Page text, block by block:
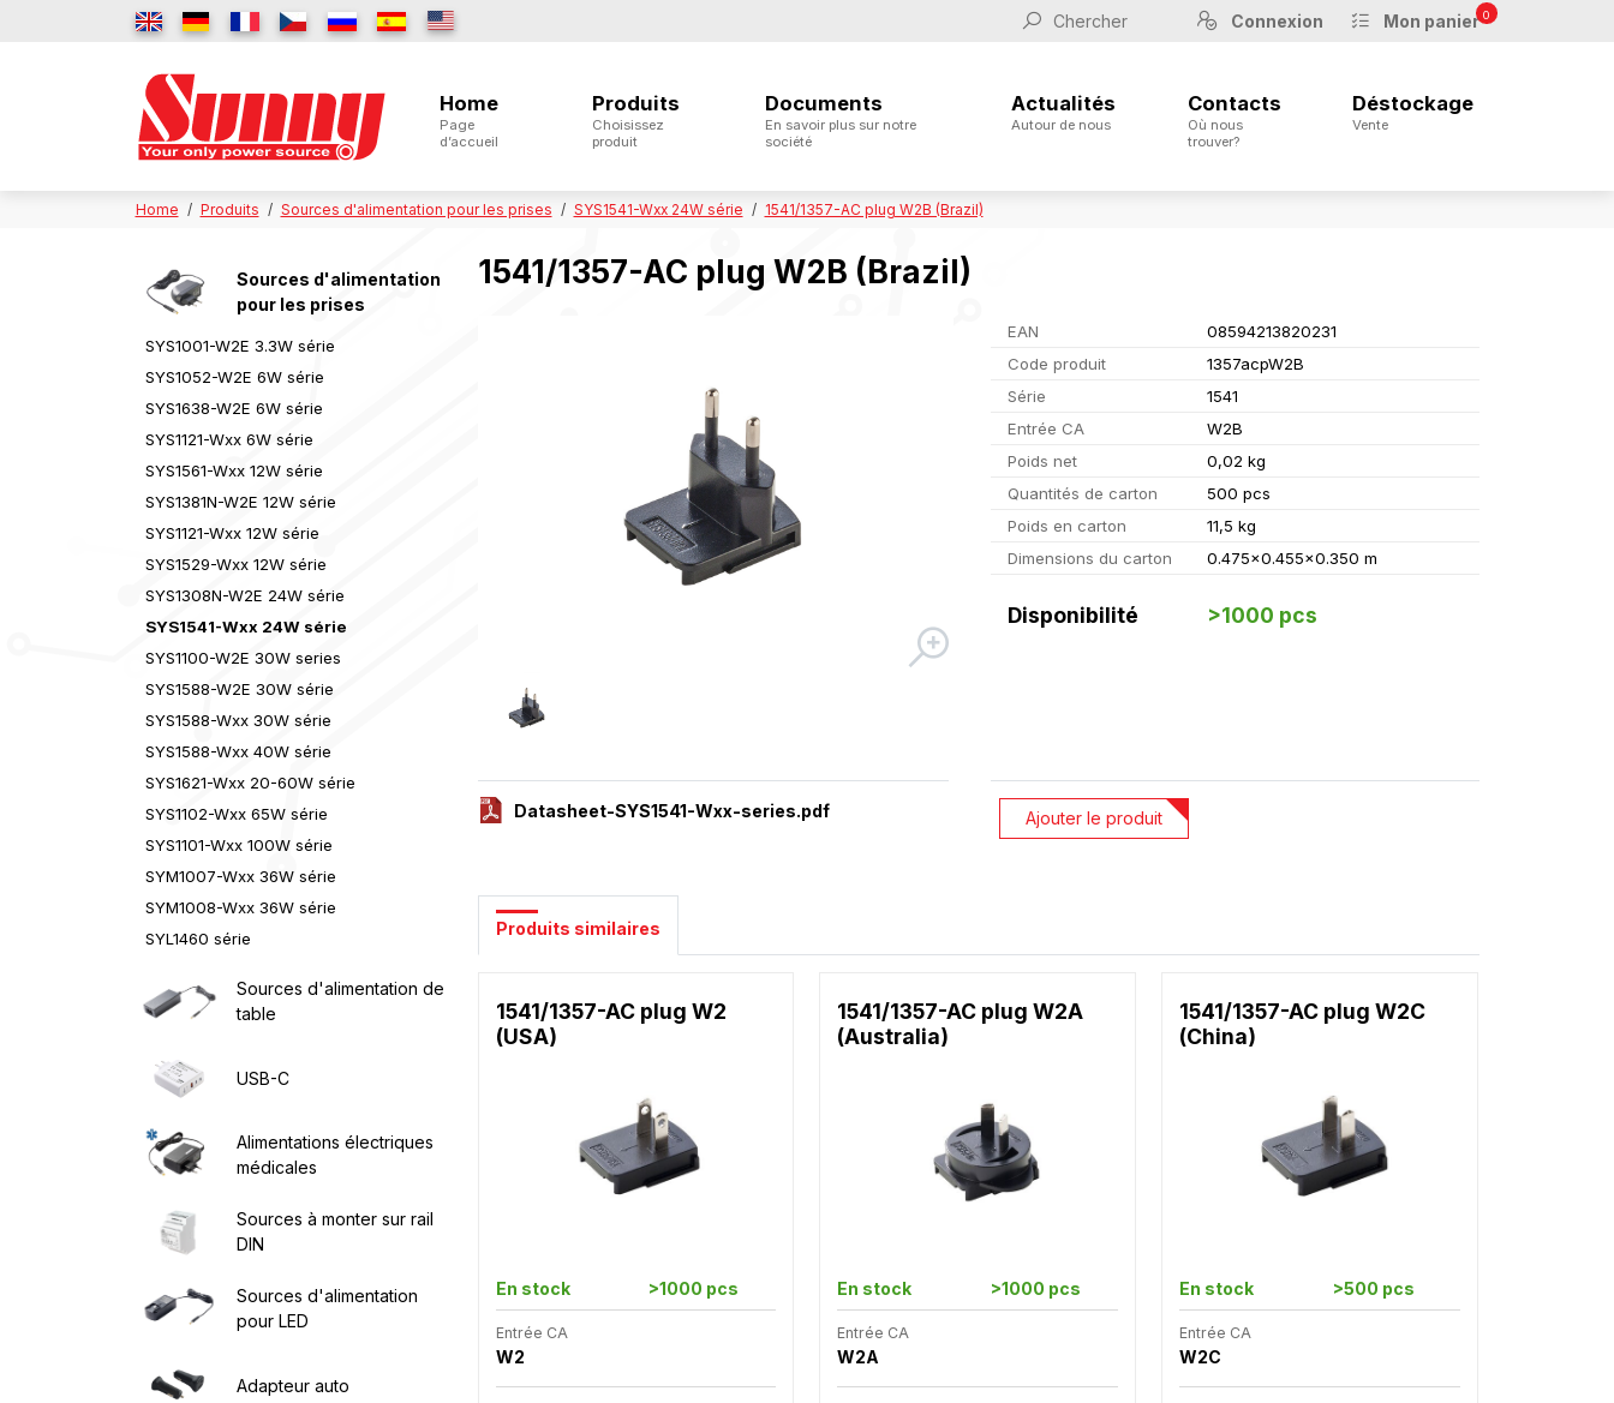
Connexion Mon panier 0
Home
Page
d’accueil
Produits
Choisissez
produit
Documents
En savoir plus sur notre
société
Actualités
Autour de nous
Contacts
Où nous
trouver?
Déstockage
Vente
Home Produits Sources d'alimentation pour les prises SYS1541-Wxx 24W série 1541/1357-AC plug W2B (Brazil)
Sources d'alimentation
pour les prises
SYS1001-W2E 3.3W série
SYS1052-W2E 6W série
SYS1638-W2E 6W série
SYS1121-Wxx 6W série
SYS1561-Wxx 12W série
SYS1381N-W2E 12W série
SYS1121-Wxx 12W série
SYS1529-Wxx 12W série
SYS1308N-W2E 24W série
SYS1541-Wxx 24W série
SYS1100-W2E 30W series
SYS1588-W2E 30W série
SYS1588-Wxx 30W série
SYS1588-Wxx 40W série
SYS1621-Wxx 20-60W série
SYS1102-Wxx 65W série
SYS1101-Wxx 100W série
SYM1007-Wxx 36W série
SYM1008-Wxx 36W série
SYL1460 série
Sources d'alimentation de
table
USB-C
Alimentations électriques
médicales
Sources à monter sur rail
DIN
Sources d'alimentation
pour LED
Adapteur auto
1541/1357-AC plug W2B (Brazil)
EAN
08594213820231
Code produit
1357acpW2B
Série
1541
Entrée CA
W2B
Poids net
0,02 kg
Quantités de carton
500 pcs
Poids en carton
11,5 kg
Dimensions du carton
0.475x0.455x0.350 m
Disponibilité >1000 pcs
Datasheet-SYS1541-Wxx-series.pdf Ajouter le produit
Produits similaires
1541/1357-AC plug W2
(USA)
En stock >1000 pcs
Entrée CA
W2
1541/1357-AC plug W2A
(Australia)
En stock >1000 pcs
Entrée CA
W2A
1541/1357-AC plug W2C
(China)
En stock >500 pcs
Entrée CA
W2C